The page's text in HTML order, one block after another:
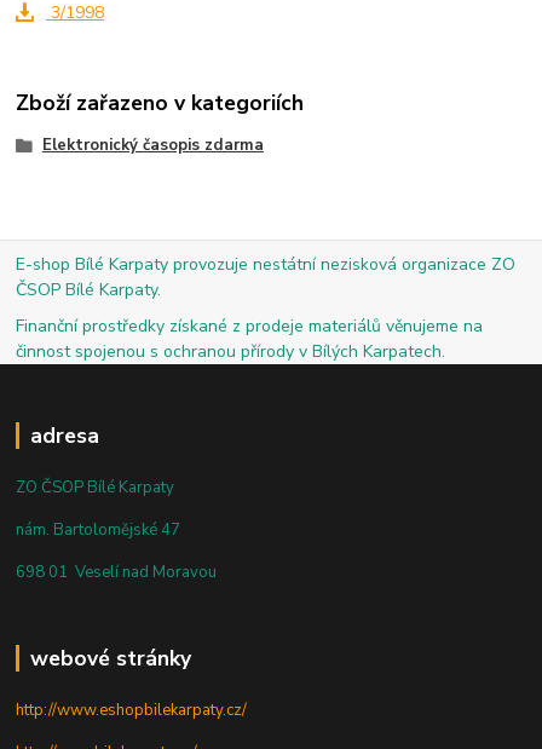
3/1998
Zboží zařazeno v kategoriích
Elektronický časopis zdarma
E-shop Bílé Karpaty provozuje nestátní nezisková organizace ZO
ČSOP Bílé Karpaty.
Finanční prostředky získané z prodeje materiálů věnujeme na
činnost spojenou s ochranou přírody v Bílých Karpatech.
adresa
ZO ČSOP Bílé Karpaty
nám. Bartolomějské 47
698 01 Veselí nad Moravou
webové stránky
http://www.eshopbilekarpaty.cz/